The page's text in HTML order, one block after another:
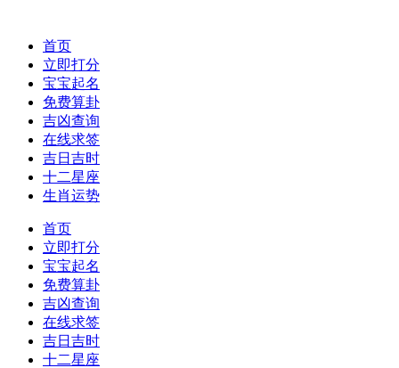
首页
立即打分
宝宝起名
免费算卦
吉凶查询
在线求签
吉日吉时
十二星座
生肖运势
首页
立即打分
宝宝起名
免费算卦
吉凶查询
在线求签
吉日吉时
十二星座